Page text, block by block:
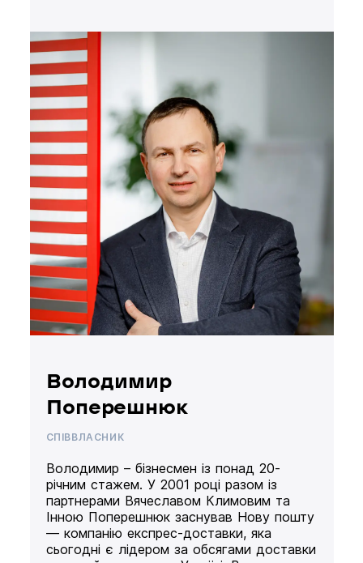
Володимир
Поперешнюк
СПІВВЛАСНИК
Володимир – бізнесмен із понад 20-
річним стажем. У 2001 році разом із
партнерами Вячеславом Климовим та
Інною Поперешнюк заснував Нову пошту
— компанію експрес-доставки, яка
сьогодні є лідером за обсягами доставки